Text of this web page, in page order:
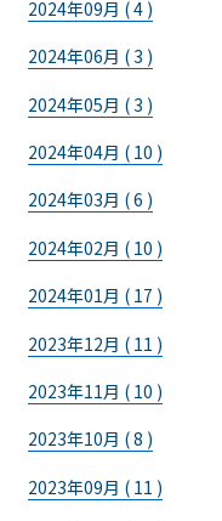
2024年09月 ( 4 )
2024年06月 ( 3 )
2024年05月 ( 3 )
2024年04月 ( 10 )
2024年03月 ( 6 )
2024年02月 ( 10 )
2024年01月 ( 17 )
2023年12月 ( 11 )
2023年11月 ( 10 )
2023年10月 ( 8 )
2023年09月 ( 11 )